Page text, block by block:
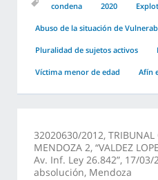
condena 2020
Abuso de la situación de
Pluralidad de sujetos activos
Víctima menor de edad Afín
32020630/2012, TRIBUNAL
MENDOZA 2, “VALDEZ
Av. Inf. Ley 26.842”, 17/
absolución, Mendoza